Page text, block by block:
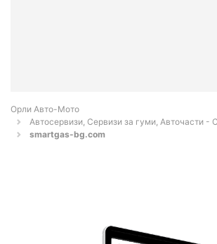
Орли Aвто-Mото
Автосервизи, Сервизи за гуми, Авточасти -
smartgas-bg.com